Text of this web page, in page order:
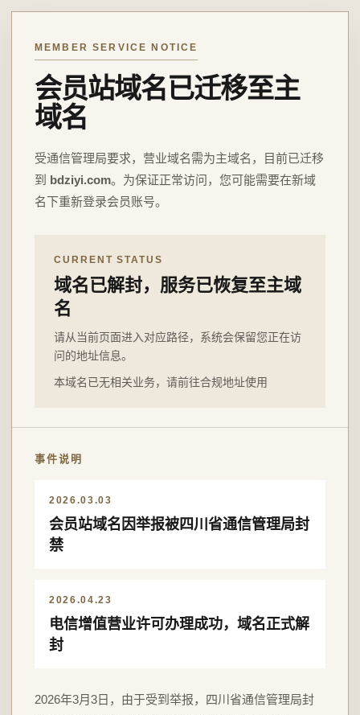
MEMBER SERVICE NOTICE
会员站域名已迁移至主
域名
受通信管理局要求，营业域名需为主域名，目前已迁移
到 bdziyi.com。为保证正常访问，您可能需要在新域
名下重新登录会员账号。
CURRENT STATUS
域名已解封，服务已恢复至主域
名
请从当前页面进入对应路径，系统会保留您正在访
问的地址信息。
本域名已无相关业务，请前往合规地址使用
事件说明
2026.03.03
会员站域名因举报被四川省通信管理局封
禁
2026.04.23
电信增值营业许可办理成功，域名正式解
封
2026年3月3日，由于受到举报，四川省通信管理局封